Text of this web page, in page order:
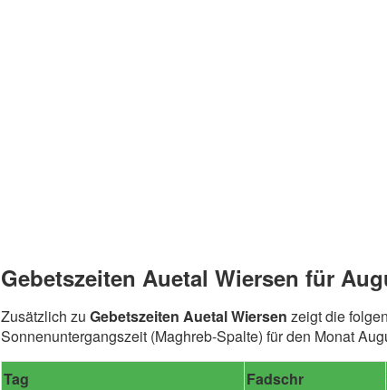
Gebetszeiten Auetal Wiersen für
Zusätzlich zu Gebetszeiten Auetal Wiersen zeigt die
Sonnenuntergangszeit (Maghreb-Spalte) für den Monat
Tag Fadschr